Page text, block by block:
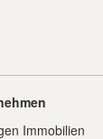
Immobilien